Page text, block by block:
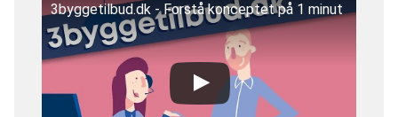
3byggetilbud.dk - Forstå konceptet på 1 minut